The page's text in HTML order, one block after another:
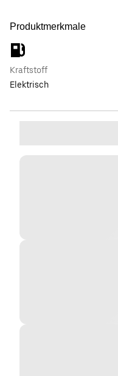
Produktmerkmale
Kraftstoff
Elektrisch